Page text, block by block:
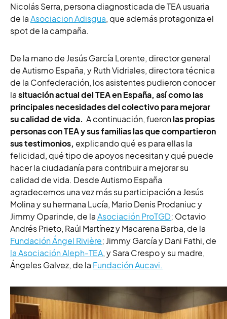
Nicolás Serra, persona diagnosticada de TEA usuaria
de laAsociacion Adisgua, que además protagoniza el
spot de la campaña.
De la mano de Jesús García Lorente, director general
de Autismo España, y Ruth Vidriales, directora técnica
de la Confederación, los asistentes pudieron conocer
lasituación actual del TEA en España, así como las
principales necesidades del colectivo para mejorar
su calidad de vida. A continuación, fueronlas propias
personas con TEA y sus familias las que compartieron
sus testimonios, explicando qué es para ellas la
felicidad, qué tipo de apoyos necesitan y qué puede
hacer la ciudadanía para contribuir a mejorar su
calidad de vida. Desde Autismo España
agradecemos una vez más su participación a Jesús
Molina y su hermana Lucía, Mario Denis Prodaniuc y
Jimmy Oparinde, de laAsociación ProTGD; Octavio
Andrés Prieto, Raúl Martínez y Macarena Barba, de la
Fundación Ángel Rivière; Jimmy García y Dani Fathi, de
la Asociación Aleph-TEA, y Sara Crespo y su madre,
Ángeles Galvez, de la Fundación Aucavi.